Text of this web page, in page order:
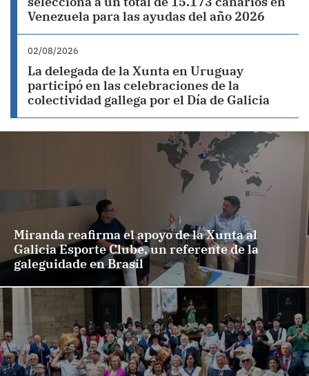
Venezuela para las ayudas del año 2026
02/08/2026
La delegada de la Xunta en Uruguay
participó en las celebraciones de la
colectividad gallega por el Día de Galicia
Miranda reafirma el apoyo de la Xunta al
Galicia Esporte Clube, un referente de la
galeguidade en Brasil